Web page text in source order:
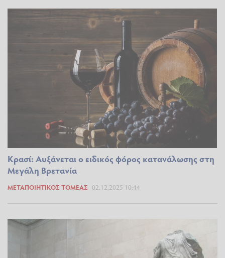
Κρασί: Αυξάνεται ο ειδικός φόρος κατανάλωσης στη
Μεγάλη Βρετανία
ΜΕΤΑΠΟΙΗΤΙΚΌΣ ΤΟΜΈΑΣ 02.12.2025 10:44